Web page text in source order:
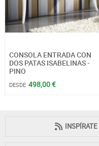
CONSOLA ENTRADA CON
DOS PATAS ISABELINAS -
PINO
DESDE 498,00 €